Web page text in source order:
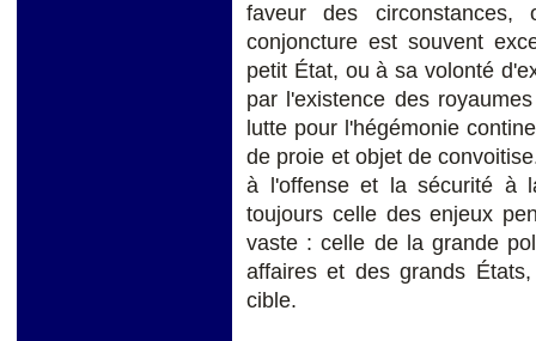
faveur des
conjoncture est souvent
petit État, ou à sa volonté
par l'existence des
lutte pour l'hégémonie
de proie et objet de
à l'offense et la sécurité à
toujours celle des enjeux
vaste : celle de la grande
affaires et des grands
cible.